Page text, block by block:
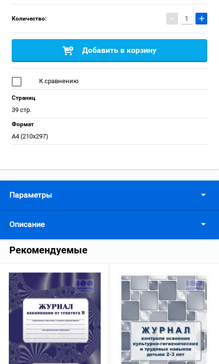
Количество: − +
Добавить в корзину
К сравнению
Страниц
39 стр.
Формат
А4 (210x297)
Параметры
Описание
Рекомендуемые